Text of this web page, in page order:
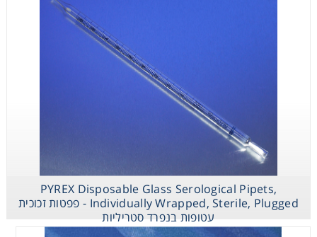
PYREX Disposable Glass Serological Pipets,
Individually Wrapped, Sterile, Plugged - פפטות זכוכית
עטופות בנפרד סטריליות
Stripette
Serological
Pipets
Individually
Wrapped, Clear
Plastic - פפטות
סטריליות ארוזות
ניילון)